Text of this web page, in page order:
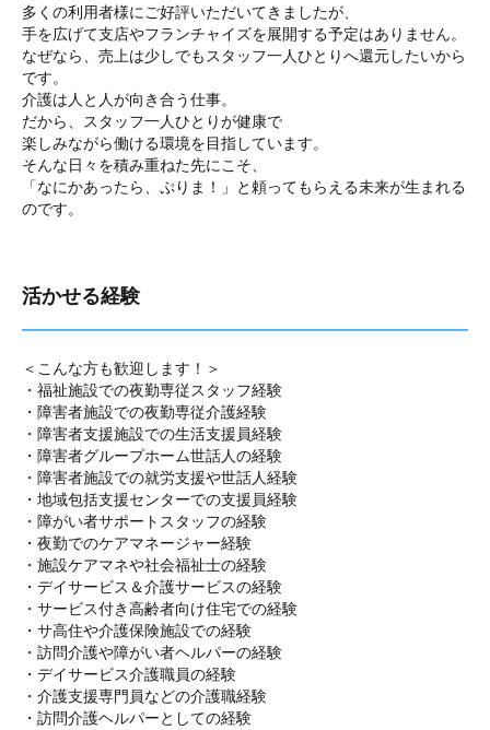
多くの利用者様にご好評いただいてきましたが、
手を広げて支店やフランチャイズを展開する予定はありません。
なぜなら、売上は少しでもスタッフ一人ひとりへ還元したいから
です。
介護は人と人が向き合う仕事。
だから、スタッフ一人ひとりが健康で
楽しみながら働ける環境を目指しています。
そんな日々を積み重ねた先にこそ、
「なにかあったら、ぷりま！」と頼ってもらえる未来が生まれる
のです。
活かせる経験
＜こんな方も歓迎します！＞
・福祉施設での夜勤専従スタッフ経験
・障害者施設での夜勤専従介護経験
・障害者支援施設での生活支援員経験
・障害者グループホーム世話人の経験
・障害者施設での就労支援や世話人経験
・地域包括支援センターでの支援員経験
・障がい者サポートスタッフの経験
・夜勤でのケアマネージャー経験
・施設ケアマネや社会福祉士の経験
・デイサービス＆介護サービスの経験
・サービス付き高齢者向け住宅での経験
・サ高住や介護保険施設での経験
・訪問介護や障がい者ヘルパーの経験
・デイサービス介護職員の経験
・介護支援専門員などの介護職経験
・訪問介護ヘルパーとしての経験